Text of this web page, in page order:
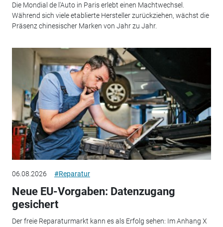
Die Mondial de l'Auto in Paris erlebt einen Machtwechsel.
Während sich viele etablierte Hersteller zurückziehen, wächst die
Präsenz chinesischer Marken von Jahr zu Jahr.
06.08.2026 #Reparatur
Neue EU-Vorgaben: Datenzugang
gesichert
Der freie Reparaturmarkt kann es als Erfolg sehen: Im Anhang X